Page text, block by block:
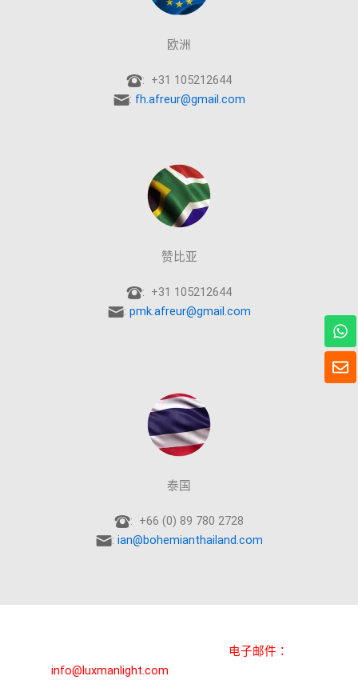
欧洲
: +31 105212644
: fh.afreur@gmail.com
赞比亚
: +31 105212644
: pmk.afreur@gmail.com
泰国
: +66 (0) 89 780 2728
: ian@bohemianthailand.com
电子邮件：
info@luxmanlight.com
信
封
W
h
a
t
s